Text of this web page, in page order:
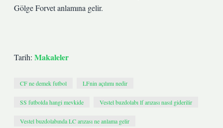
Gölge Forvet anlamına gelir.
Tarih: Makaleler
CF ne demek futbol LFnin açılımı nedir
SS futbolda hangi mevkide Vestel buzdolabı lf arızası nasıl giderilir
Vestel buzdolabında LC arızası ne anlama gelir